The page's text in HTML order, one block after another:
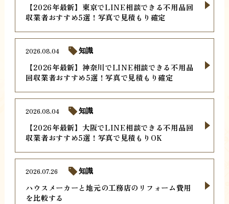
【2026年最新】東京でLINE相談できる不用品回
収業者おすすめ5選！写真で見積もり確定
【2026年最新】神奈川でLINE相談できる不用品
回収業者おすすめ5選！写真で見積もり確定
2026.08.04 知識
【2026年最新】大阪でLINE相談できる不用品回
収業者おすすめ5選！写真で見積もりOK
2026.08.04 知識
ハウスメーカーと地元の工務店のリフォーム費用
を比較する
2026.07.26 知識